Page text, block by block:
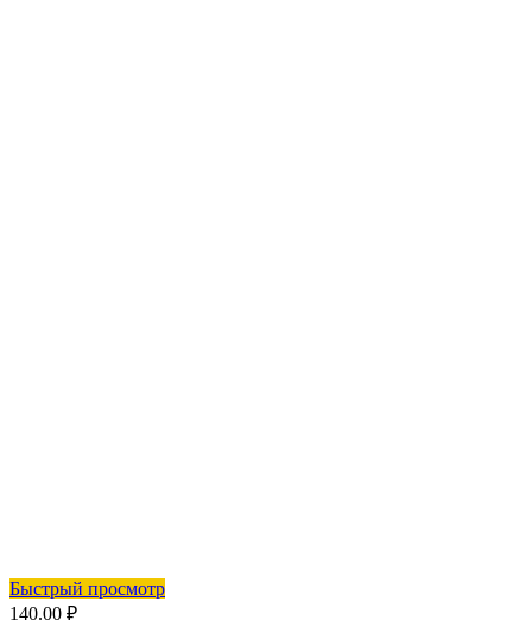
Быстрый просмотр
140.00 ₽